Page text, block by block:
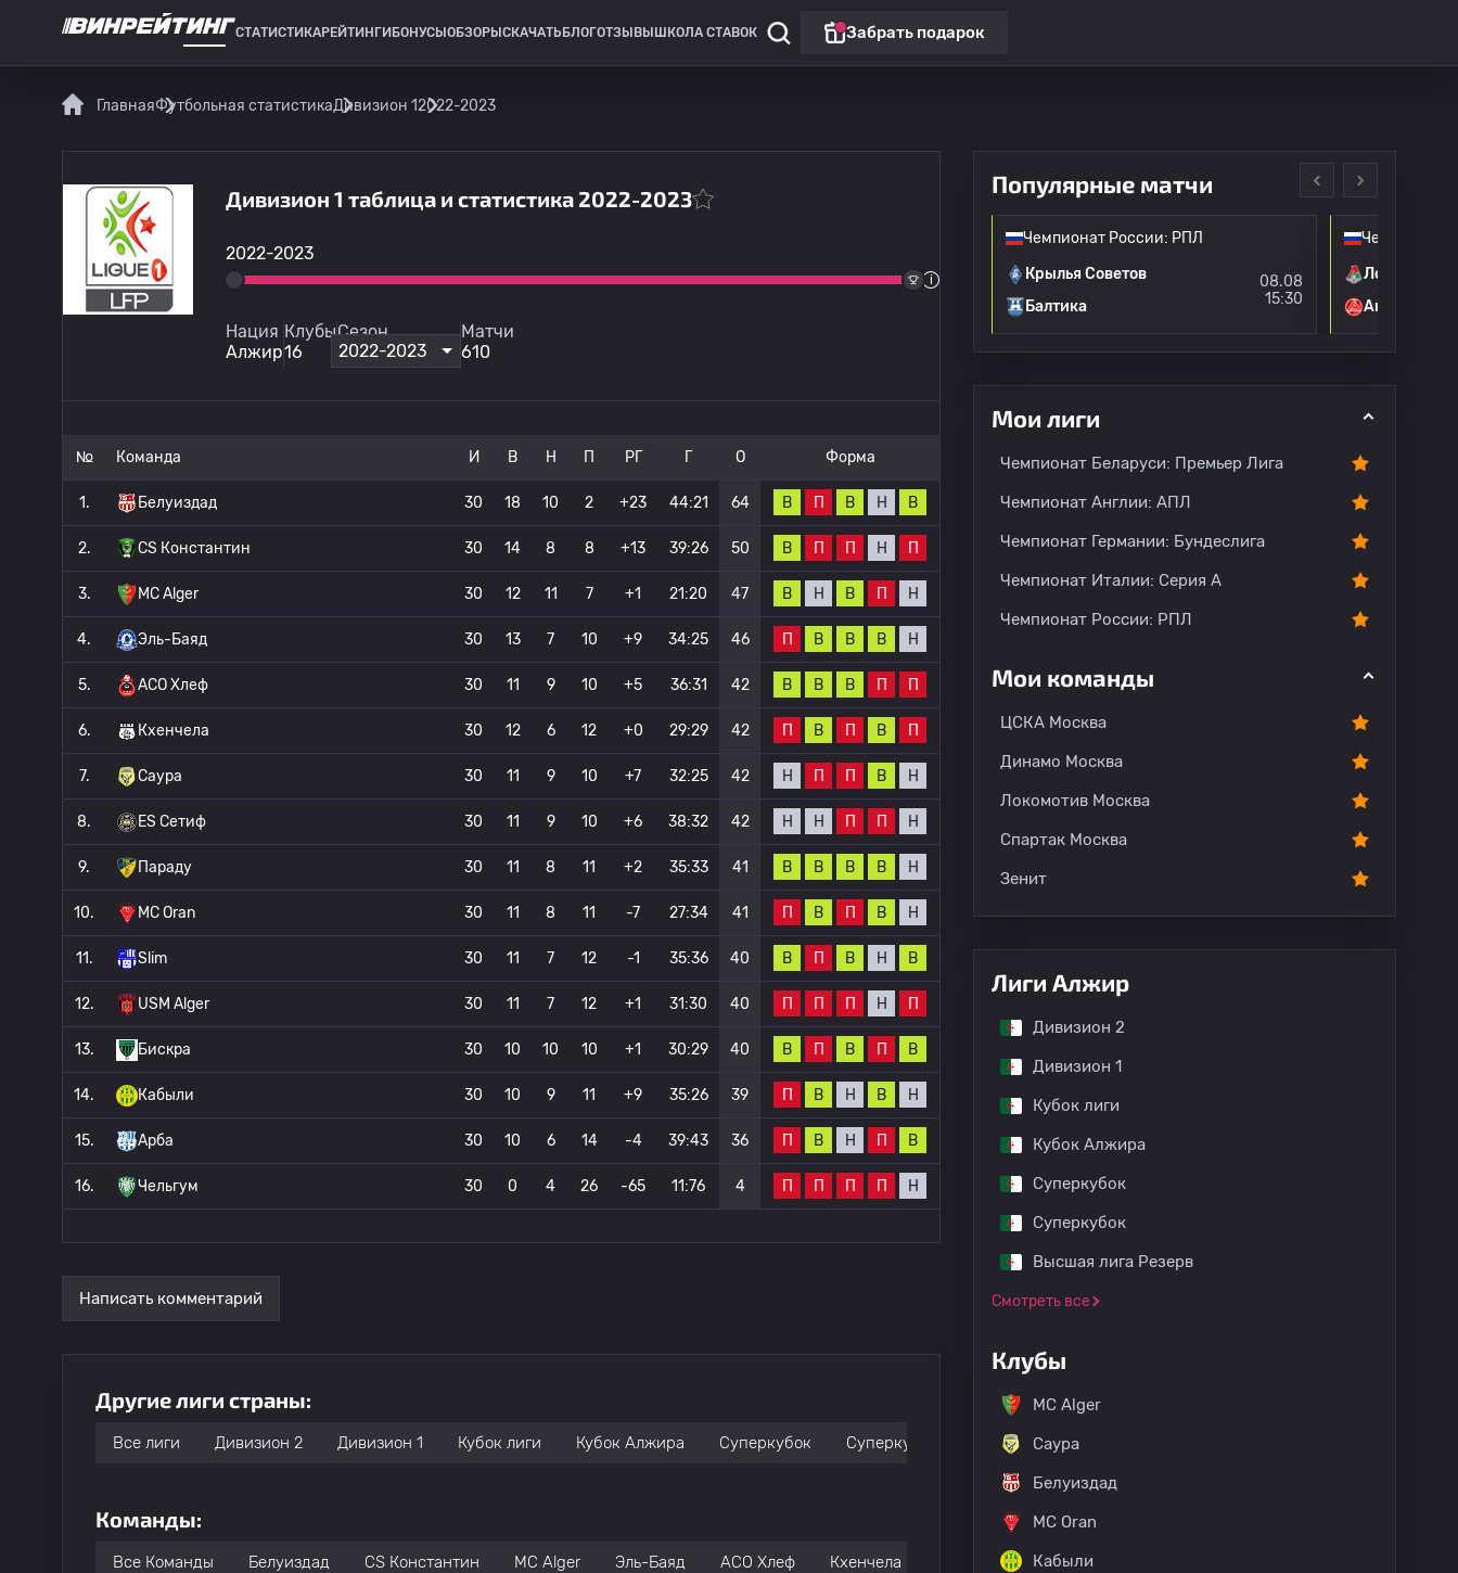
СТАТИСТИКАРЕЙТИНГИ БОНУСЫ ОБЗОРЫ СКАЧАТЬ БЛОГОТЗЫВЫ ШКОЛА СТАВОК Забрать подарок
ГлавнаяФутбольная статистикаДивизион 12022-2023
Дивизион 1 таблица и статистика 2022-2023
2022-2023
Нация
Алжир
Клубы
16
Сезон
2022-2023
Матчи
610
№ Команда И В Н П РГ Г О Форма
1. Белуиздад 30 18 10 2 +23 44:21 64 В П В Н В
2. CS Константин 30 14 8 8 +13 39:26 50 В П П Н П
3. MC Alger 30 12 11 7 +1 21:20 47 В Н В П Н
4. Эль-Баяд 30 13 7 10 +9 34:25 46 П В В В Н
5. АСО Хлеф 30 11 9 10 +5 36:31 42 В В В П П
6. Кхенчела 30 12 6 12 +0 29:29 42 П В П В П
7. Саура 30 11 9 10 +7 32:25 42 Н П П В Н
8. ES Сетиф 30 11 9 10 +6 38:32 42 Н Н П П Н
9. Параду 30 11 8 11 +2 35:33 41 В В В В Н
10. MC Oran 30 11 8 11 -7 27:34 41 П В П В Н
11. Slim 30 11 7 12 -1 35:36 40 В П В Н В
12. USM Alger 30 11 7 12 +1 31:30 40 П П П Н П
13. Бискра 30 10 10 10 +1 30:29 40 В П В П В
14. Кабыли 30 10 9 11 +9 35:26 39 П В Н В Н
15. Арба 30 10 6 14 -4 39:43 36 П В Н П В
16. Чельгум 30 0 4 26 -65 11:76 4 П П П П Н
Написать комментарий
Другие лиги страны:
Все лиги Дивизион 2 Дивизион 1 Кубок лиги Кубок Алжира Суперкубок Суперкубок Высшая лига Резерв
Команды:
Все Команды Белуиздад CS Константин MC Alger Эль-Баяд АСО Хлеф Кхенчела ES Сетиф
Популярные матчи
Омония
13.08
Чемпионат России: РПЛ
Крылья Советов
Балтика
08.08
15:30
Чемпионат
Локомотив
Акрон
Мои лиги
Чемпионат Беларуси: Премьер Лига
Чемпионат Англии: АПЛ
Чемпионат Германии: Бундеслига
Чемпионат Италии: Серия А
Чемпионат России: РПЛ
Мои команды
ЦСКА Москва
Динамо Москва
Локомотив Москва
Спартак Москва
Зенит
Лиги Алжир
Дивизион 2
Дивизион 1
Кубок лиги
Кубок Алжира
Суперкубок
Суперкубок
Высшая лига Резерв
Смотреть все
Клубы
MC Alger
Саура
Белуиздад
MC Oran
Кабыли